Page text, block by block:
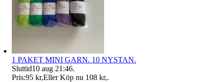
1 PAKET MINI GARN. 10 NYSTAN.
Sluttid10 aug 21:46.
Pris:95 kr,Eller Köp nu 108 kr,.